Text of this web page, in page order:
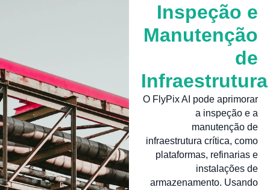
Inspeção e
Manutenção
de
Infraestrutura
O FlyPix AI pode aprimorar
a inspeção e a
manutenção de
infraestrutura crítica, como
plataformas, refinarias e
instalações de
armazenamento. Usando